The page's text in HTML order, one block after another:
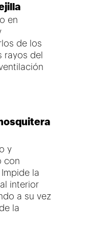
en
de los
rayos del
y
con
la
interior
a su vez
la